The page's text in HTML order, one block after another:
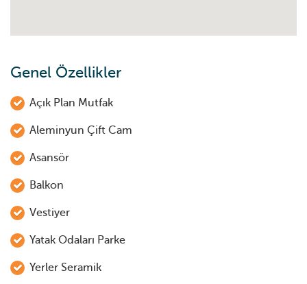
Genel Özellikler
Açık Plan Mutfak
Aleminyun Çift Cam
Asansör
Balkon
Vestiyer
Yatak Odaları Parke
Yerler Seramik